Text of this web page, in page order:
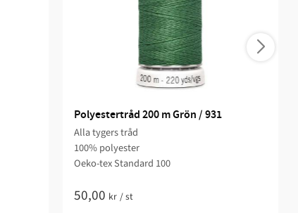
Polyestertråd 200 m Grön / 931
Alla tygers tråd
100% polyester
Oeko-tex Standard 100
50,00 kr /st